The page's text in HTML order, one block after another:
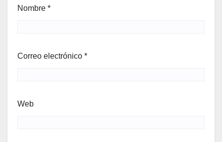
Nombre *
Correo electrónico *
Web